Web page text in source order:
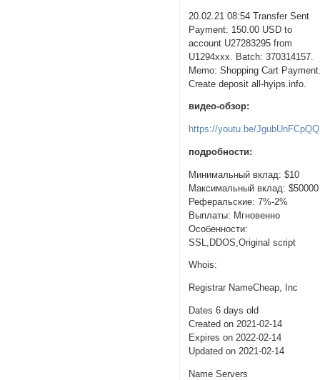
20.02.21 08:54 Transfer Sent
Payment: 150.00 USD to
account U27283295 from
U1294xxx. Batch: 370314157.
Memo: Shopping Cart
Create deposit all-hyips.info.
видео-обзор:
https://youtu.be/JgubUnFCpQQ
подробности:
Минимальный вклад: $10
Максимальный вклад: $50000
Реферальские: 7%-2%
Выплаты: Мгновенно
Особенности:
SSL,DDOS,Original script
Whois:
Registrar NameCheap, Inc
Dates 6 days old
Created on 2021-02-14
Expires on 2022-02-14
Updated on 2021-02-14
Name Servers